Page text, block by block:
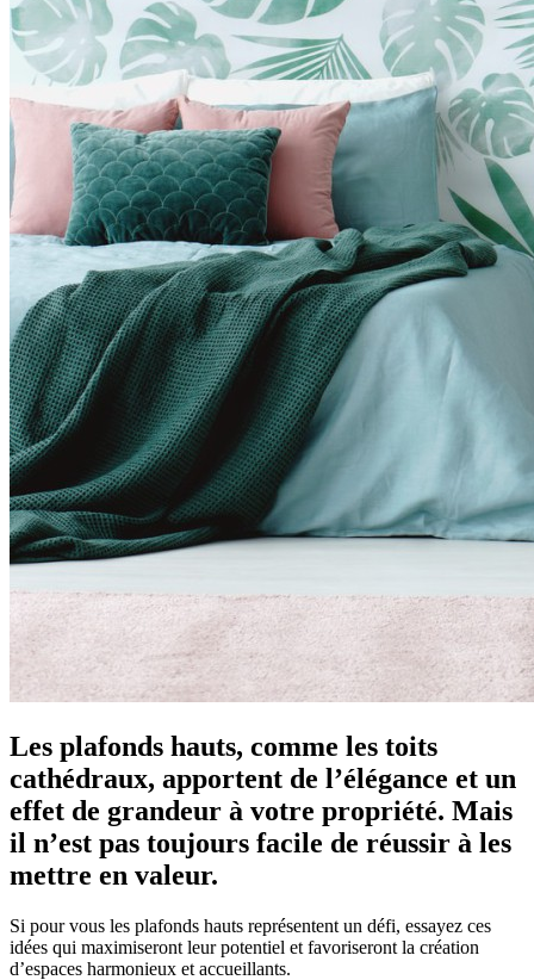
Les plafonds hauts, comme les toits
cathédraux, apportent de l’élégance et un
effet de grandeur à votre propriété. Mais
il n’est pas toujours facile de réussir à les
mettre en valeur.
Si pour vous les plafonds hauts représentent un défi, essayez ces
idées qui maximiseront leur potentiel et favoriseront la création
d’espaces harmonieux et accueillants.